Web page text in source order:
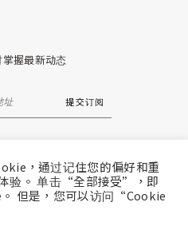
握最新动态
，通过记住您的偏好和重
验。 单击“全部接受”，即
但是，您可以访问“Cookie